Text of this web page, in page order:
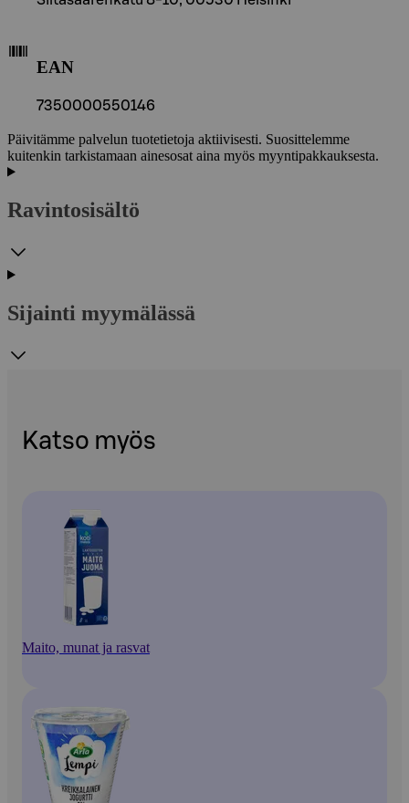
EAN
7350000550146
Päivitämme palvelun tuotetietoja aktiivisesti. Suosittelemme
kuitenkin tarkistamaan ainesosat aina myös myyntipakkauksesta.
Ravintosisältö
Sijainti myymälässä
Katso myös
Maito, munat ja rasvat